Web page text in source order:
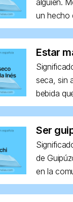
alguien.
un hecho
Estar
seca, sin
bebida
Ser
de
en la